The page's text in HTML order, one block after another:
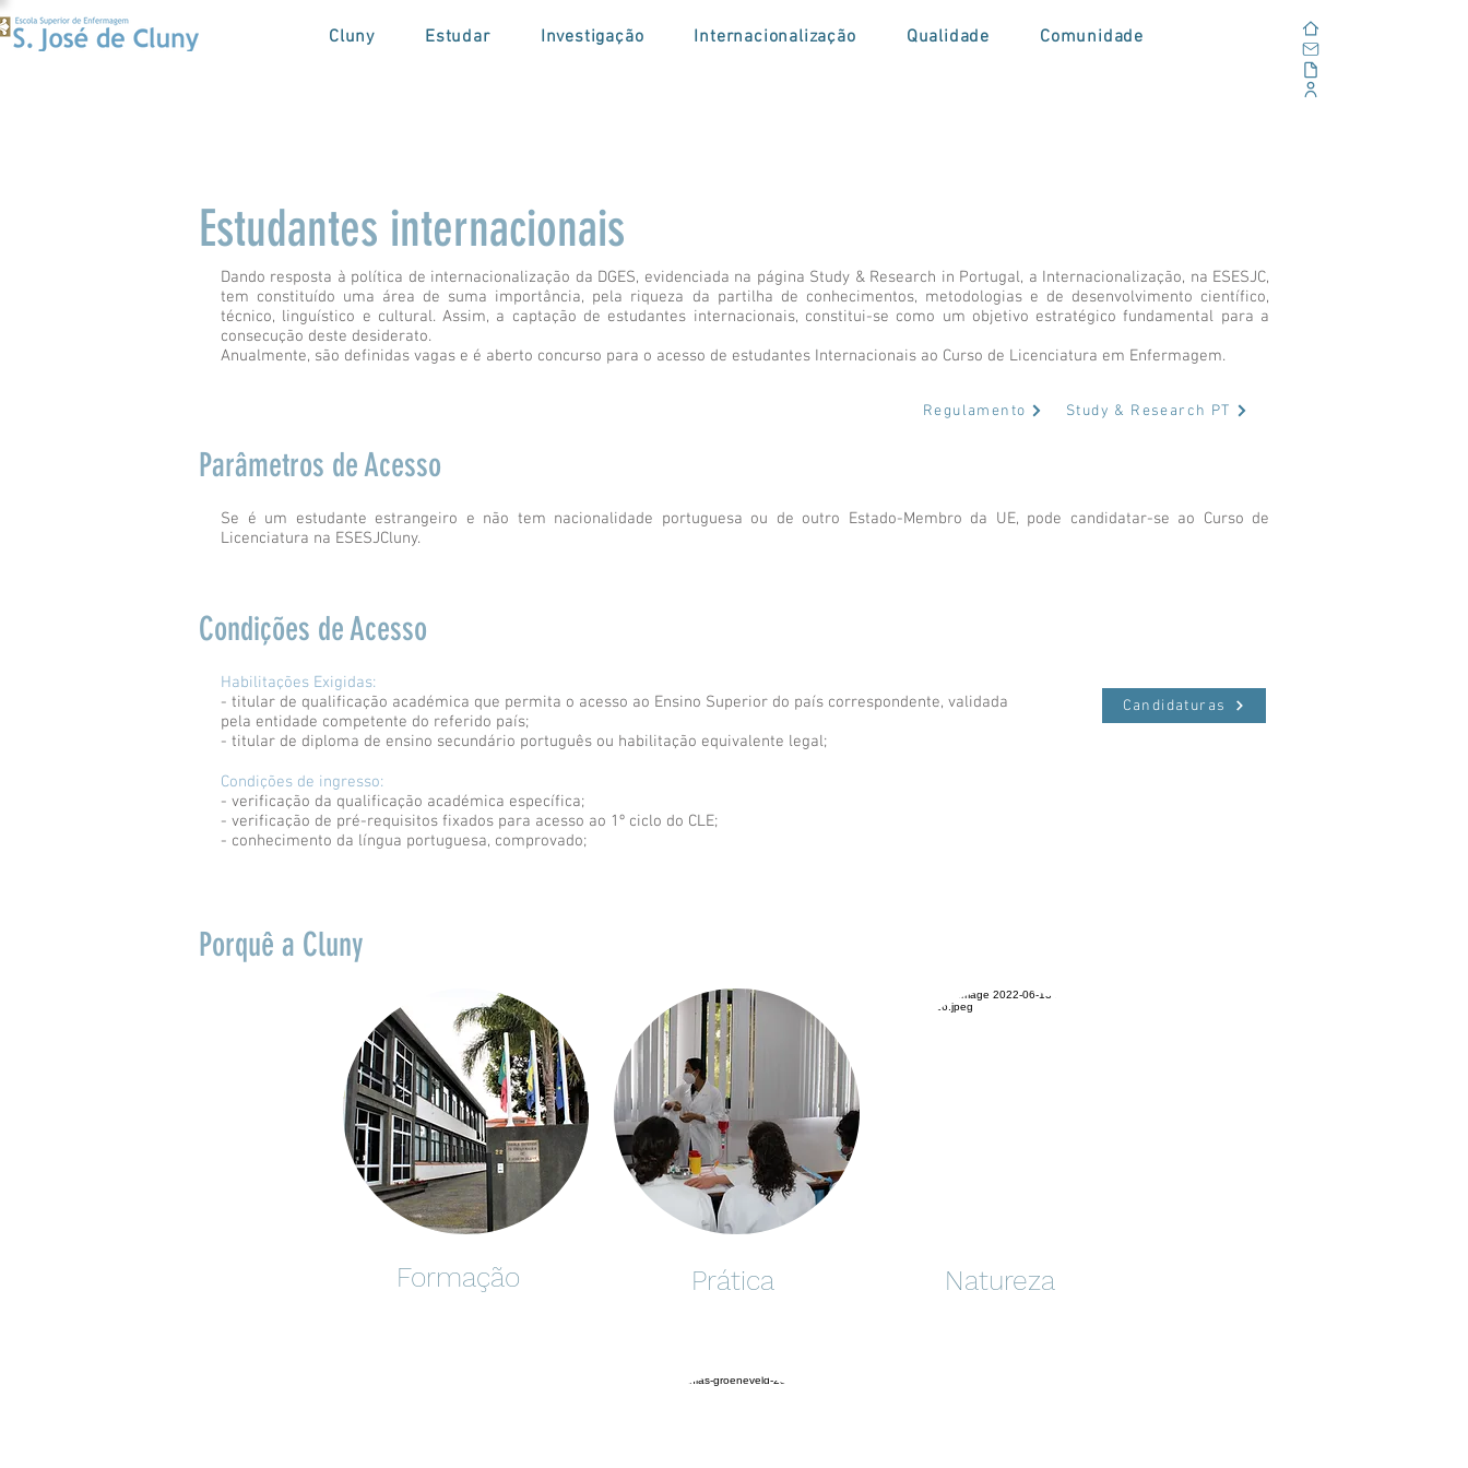
Cluny Estudar Investigação Internacionalização Qualidade Comunidade
Estudantes internacionais
Dando resposta à política de internacionalização da DGES, evidenciada na página Study & Research in Portugal, a Internacionalização, na ESESJC,
tem constituído uma área de suma importância, pela riqueza da partilha de conhecimentos, metodologias e de desenvolvimento científico,
técnico, linguístico e cultural. Assim, a captação de estudantes internacionais, constitui-se como um objetivo estratégico fundamental para a
consecução deste desiderato.
Anualmente, são definidas vagas e é aberto concurso para o acesso de estudantes Internacionais ao Curso de Licenciatura em Enfermagem.
Regulamento Study & Research PT
Parâmetros de Acesso
Se é um estudante estrangeiro e não tem nacionalidade portuguesa ou de outro Estado-Membro da UE, pode candidatar-se ao Curso de
Licenciatura na ESESJCluny.
Condições de Acesso
Habilitações Exigidas:
- titular de qualificação académica que permita o acesso ao Ensino Superior do país correspondente, validada
pela entidade competente do referido país;
- titular de diploma de ensino secundário português ou habilitação equivalente legal;
Condições de ingresso:
- verificação da qualificação académica específica;
- verificação de pré-requisitos fixados para acesso ao 1º ciclo do CLE;
- conhecimento da língua portuguesa, comprovado;
Candidaturas
Porquê a Cluny
Formação Prática Natureza